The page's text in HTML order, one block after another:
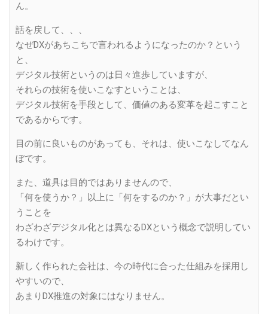
ん。
話を戻して、、、
なぜDXがあちこちで言われるようになったのか？という
と、
デジタル技術というのは日々進歩していますが、
それらの技術を使いこなすということは、
デジタル技術を手段として、価値のある変革を起こすこと
であるからです。
目の前に良いものがあっても、それは、使いこなしてなん
ぼです。
また、道具は目的ではありませんので、
「何を使うか？」以上に「何をするのか？」が大事だとい
うことを
わざわざデジタル化とは異なるDXという概念で説明してい
るわけです。
新しく作られた会社は、今の時代に合った仕組みを採用し
やすいので、
あまりDX推進の対象にはなりません。